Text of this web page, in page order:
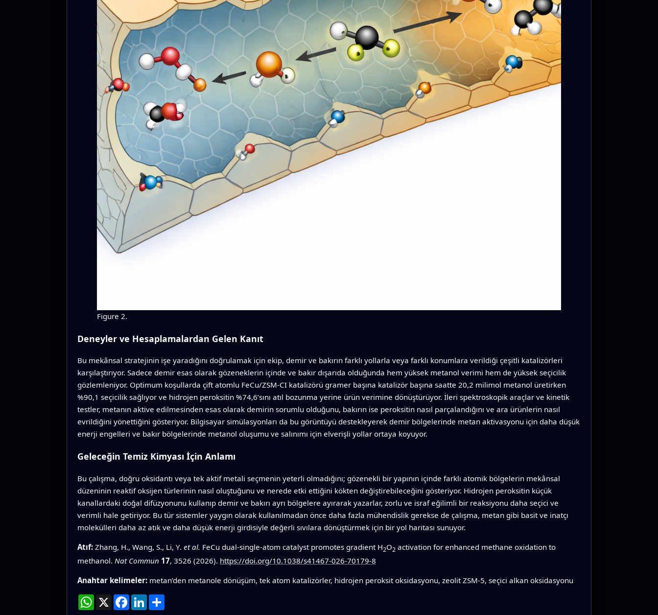
Figure 2.
Deneyler ve Hesaplamalardan Gelen Kanıt
Bu mekânsal stratejinin işe yaradığını doğrulamak için ekip, demir ve bakırın farklı yollarla veya farklı konumlara verildiği çeşitli katalizörleri
karşılaştırıyor. Sadece demir esas olarak gözeneklerin içinde ve bakır dışarıda olduğunda hem yüksek metanol verimi hem de yüksek seçicilik
gözlemleniyor. Optimum koşullarda çift atomlu FeCu/ZSM‑CI katalizörü gramer başına katalizör başına saatte 20,2 milimol metanol üretirken
%90,1 seçicilik sağlıyor ve hidrojen peroksitin %74,6’sını atıl bozunma yerine ürün verimine dönüştürüyor. İleri spektroskopik araçlar ve kinetik
testler, metanın aktive edilmesinden esas olarak demirin sorumlu olduğunu, bakırın ise peroksitin nasıl parçalandığını ve ara ürünlerin nasıl
evrildiğini yönettiğini gösteriyor. Bilgisayar simülasyonları da bu görüntüyü destekleyerek demir bölgelerinde metan aktivasyonu için daha düşük
enerji engelleri ve bakır bölgelerinde metanol oluşumu ve salınımı için elverişli yollar ortaya koyuyor.
Geleceğin Temiz Kimyası İçin Anlamı
Bu çalışma, doğru oksidantı veya tek aktif metali seçmenin yeterli olmadığını; gözenekli bir yapının içinde farklı atomik bölgelerin mekânsal
düzeninin reaktif oksijen türlerinin nasıl oluştuğunu ve nerede etki ettiğini kökten değiştirebileceğini gösteriyor. Hidrojen peroksitin küçük
kanallardaki doğal difüzyonunu kullanıp demir ve bakırı ayrı bölgelere ayırarak yazarlar, zorlu ve israf eğilimli bir reaksiyonu daha seçici ve
verimli hale getiriyor. Bu tür sistemler yaygın olarak kullanılmadan önce daha fazla mühendislik gerekse de çalışma, metan gibi basit ve inatçı
molekülleri daha az atık ve daha düşük enerji girdisiyle değerli sıvılara dönüştürmek için bir yol haritası sunuyor.
Atıf: Zhang, H., Wang, S., Li, Y. et al. FeCu dual-single-atom catalyst promotes gradient H2O2activation for enhanced methane oxidation to
methanol. Nat Commun 17, 3526 (2026). https://doi.org/10.1038/s41467-026-70179-8
Anahtar kelimeler: metan’den metanole dönüşüm, tek atom katalizörler, hidrojen peroksit oksidasyonu, zeolit ZSM-5, seçici alkan oksidasyonu
WhatsApp
X Facebook
LinkedInPaylaş